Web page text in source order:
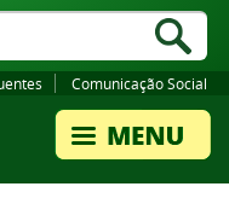
Legislação
Comunicação Social